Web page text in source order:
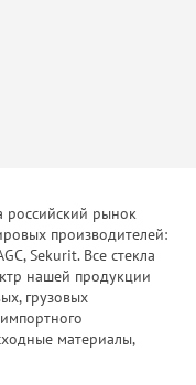
российский рынок
производителей:
Sekurit. Все стекла
нашей продукции
грузовых
материалы,